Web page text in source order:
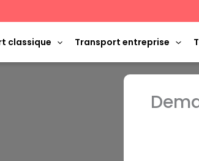
classique Transport entreprise